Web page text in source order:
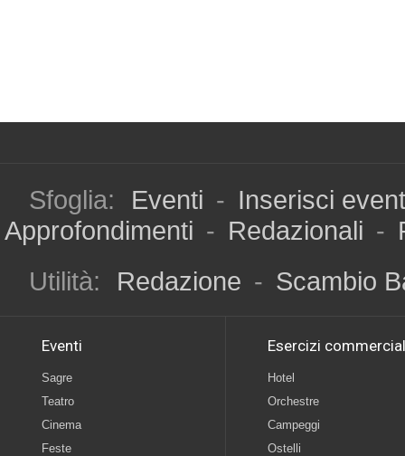
Sfoglia: Eventi - Inserisci
Approfondimenti - Redazionali -
Utilità:
Redazione - Scambio
Eventi
Sagre
Teatro
Cinema
Feste
Esercizi
Hotel
Orchestre
Campeggi
Ostelli